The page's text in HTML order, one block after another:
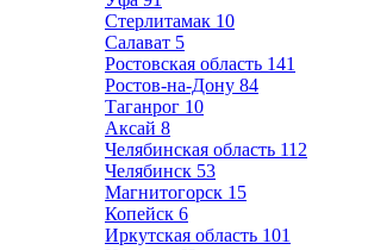
Стерлитамак 10
Салават 5
Ростовская область 141
Ростов-на-Дону 84
Таганрог 10
Аксай 8
Челябинская область 112
Челябинск 53
Магнитогорск 15
Копейск 6
Иркутская область 101